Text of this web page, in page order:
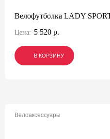
Велофутболка LADY
Цена: 5 520 р.
В КОРЗИНУ
В КОРЗИНУ
В КОРЗИНУ
Велоаксессуары